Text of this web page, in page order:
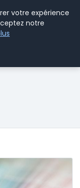
votre expérience
notre